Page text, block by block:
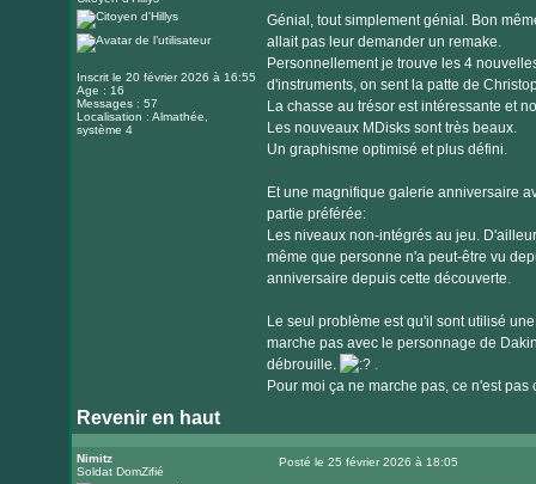
internet
Inscrit le 20 février 2026 à 16:55
Age : 16
Messages : 57
Localisation : Almathée,
système 4
Génial, tout simplement génial. Bon
allait pas leur demander un remake.
Personnellement je trouve les 4
d'instruments, on sent la patte de
La chasse au trésor est intéressante et
Les nouveaux MDisks sont très beaux.
Un graphisme optimisé et plus défini.
Et une magnifique galerie anniversaire
partie préférée:
Les niveaux non-intégrés au jeu.
même que personne n'a peut-être vu
anniversaire depuis cette découverte.
Le seul problème est qu'il sont utilisé
marche pas avec le personnage de
débrouille.
.
Pour moi ça ne marche pas, ce n'est
Revenir en haut
Nimitz
Soldat DomZifié
Posté le 25 février 2026 à 18:05